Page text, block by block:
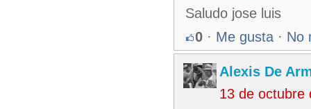
Saludo jose luis
0 · Me gusta · No
Alexis De
13 de octubre